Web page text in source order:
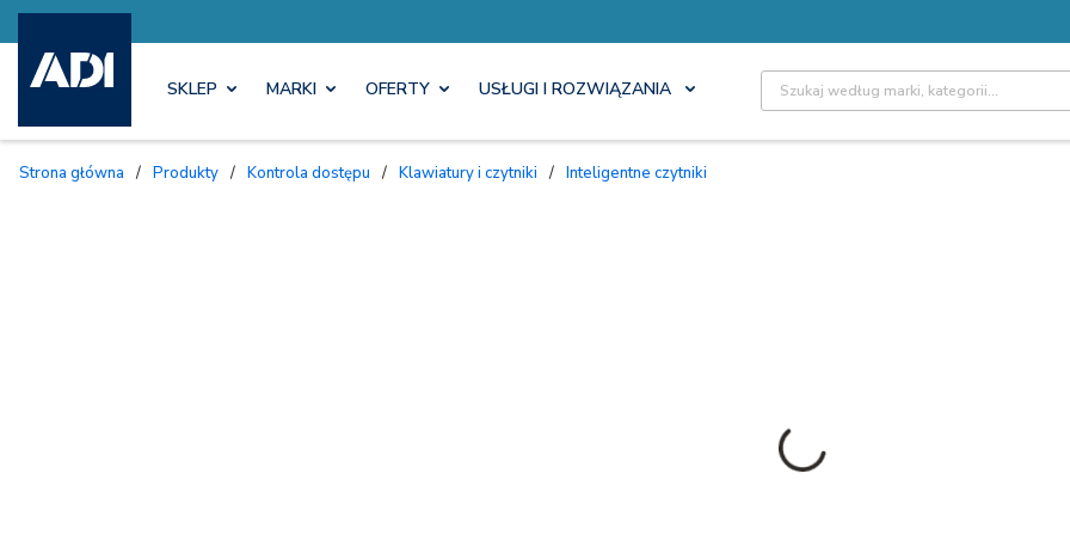
SKLEP MARKI OFERTY USŁUGI I ROZWIĄZANIA Site Search
Strona główna / Produkty / Kontrola dostępu / Klawiatury i czytniki / Inteligentne czytniki